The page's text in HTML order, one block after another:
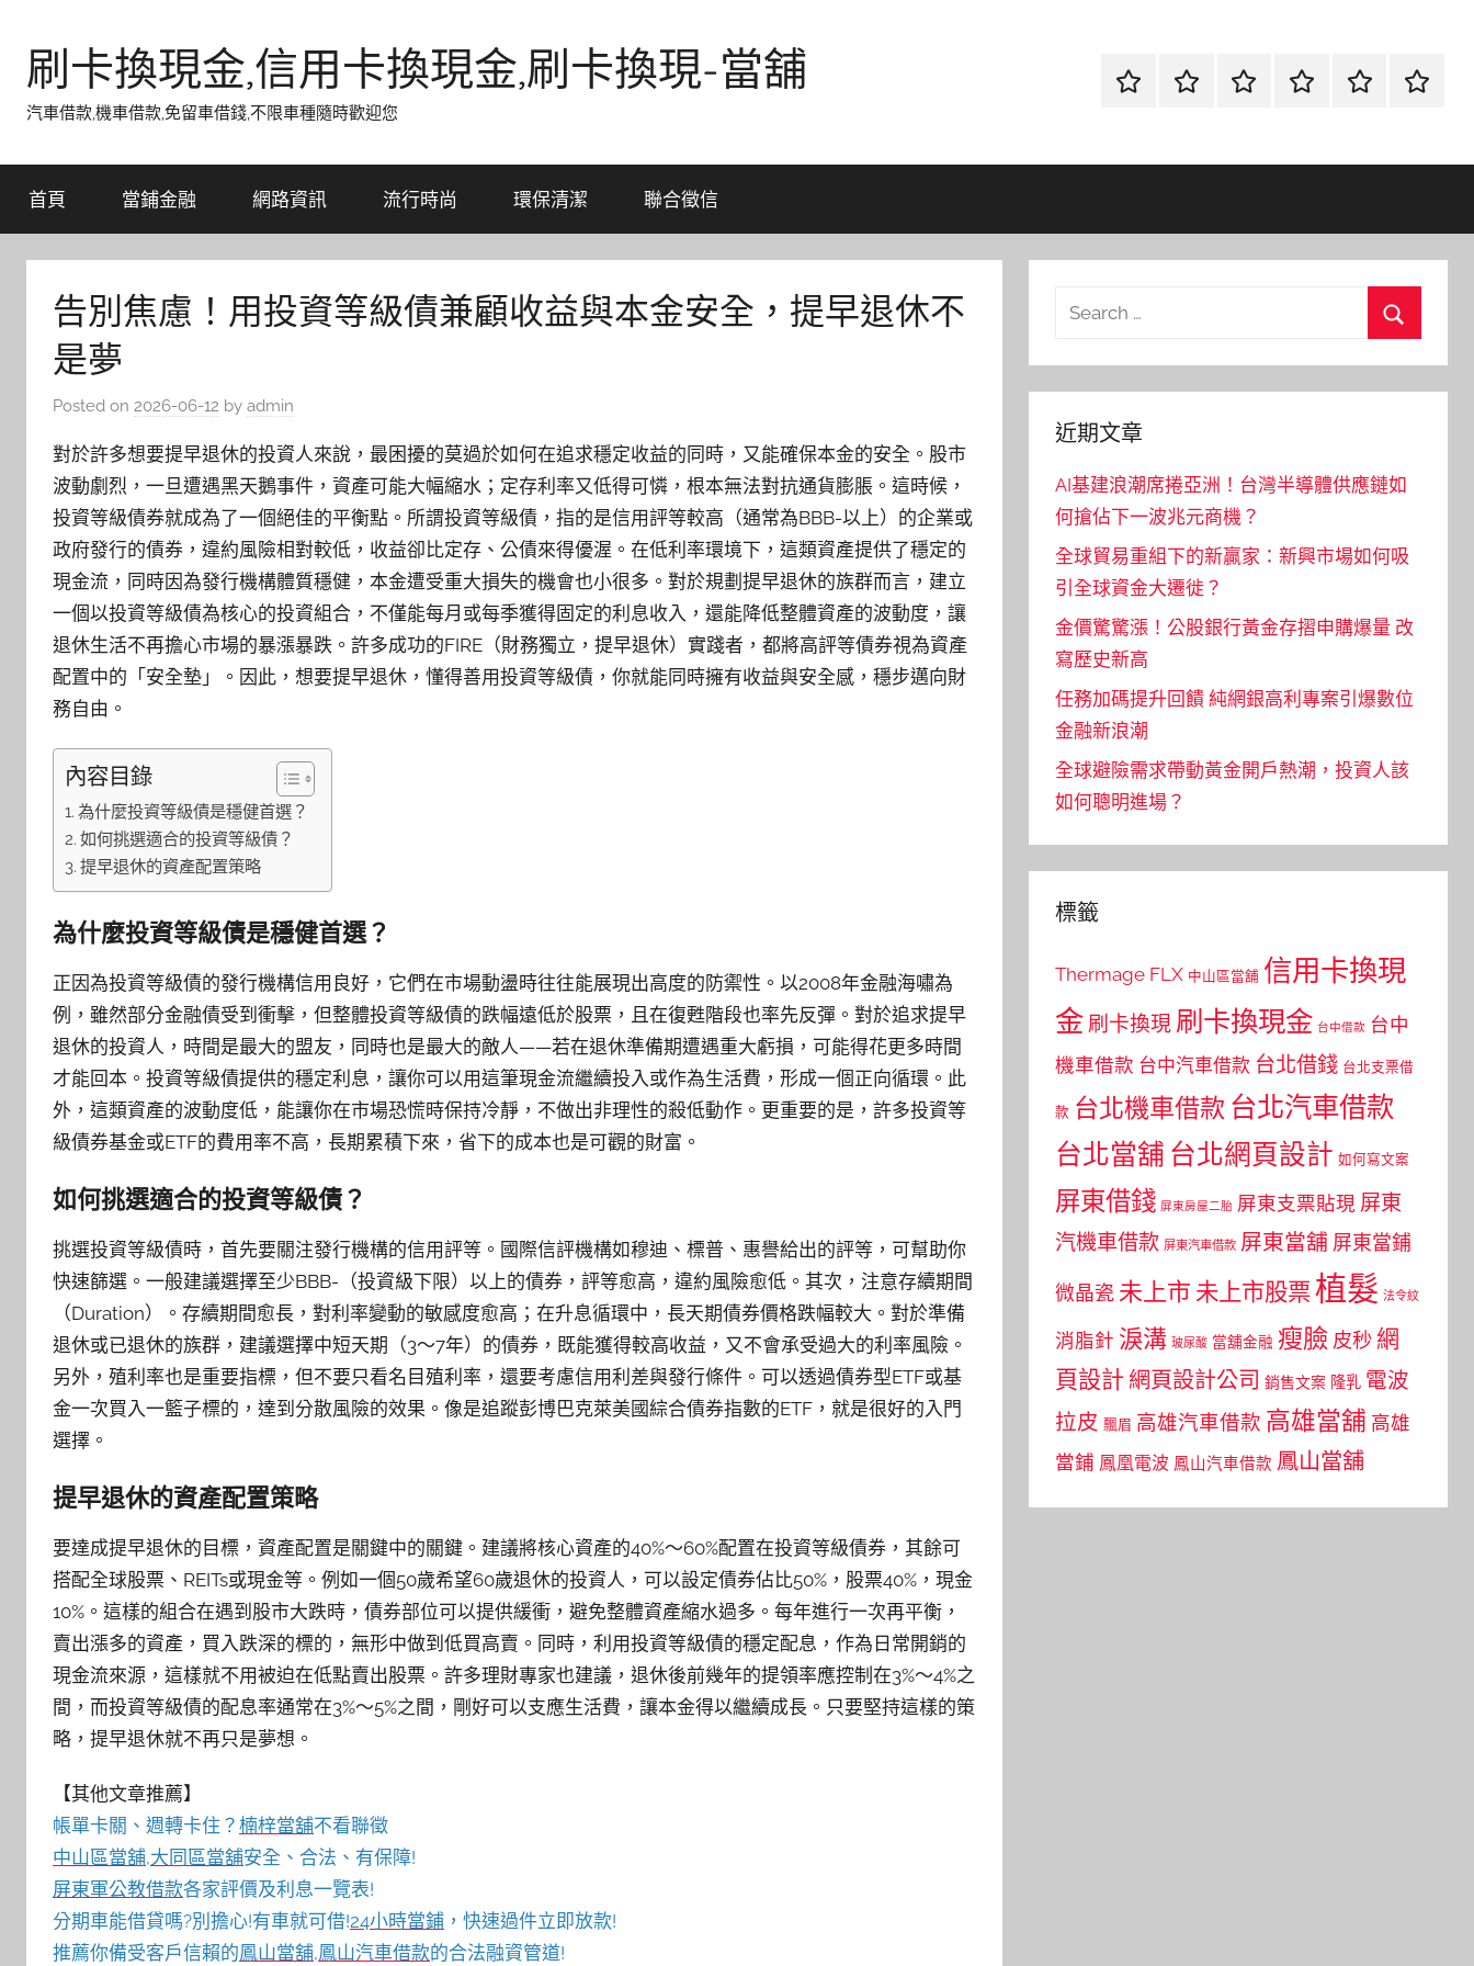
content刷卡換現金,信用卡換現金,刷卡換現-當舖
汽車借款,機車借款,免留車借錢,不限車種隨時歡迎您
首
當
網
流
環
聯
首頁 當鋪金融 網路資訊 流行時尚 環保清潔 聯合徵信
告別焦慮！用投資等級債兼顧收益與本金安全，提早退休不
是夢
Posted on 2026-06-12 by admin
對於許多想要提早退休的投資人來說，最困擾的莫過於如何在追求穩定收益的同時，又能確保本金的安全。股市
波動劇烈，一旦遭遇黑天鵝事件，資產可能大幅縮水；定存利率又低得可憐，根本無法對抗通貨膨脹。這時候，
投資等級債券就成為了一個絕佳的平衡點。所謂投資等級債，指的是信用評等較高（通常為BBB-以上）的企業或
政府發行的債券，違約風險相對較低，收益卻比定存、公債來得優渥。在低利率環境下，這類資產提供了穩定的
現金流，同時因為發行機構體質穩健，本金遭受重大損失的機會也小很多。對於規劃提早退休的族群而言，建立
一個以投資等級債為核心的投資組合，不僅能每月或每季獲得固定的利息收入，還能降低整體資產的波動度，讓
退休生活不再擔心市場的暴漲暴跌。許多成功的FIRE（財務獨立，提早退休）實踐者，都將高評等債券視為資產
配置中的「安全墊」。因此，想要提早退休，懂得善用投資等級債，你就能同時擁有收益與安全感，穩步邁向財
務自由。
內容目錄
為什麼投資等級債是穩健首選？
如何挑選適合的投資等級債？
提早退休的資產配置策略
為什麼投資等級債是穩健首選？
正因為投資等級債的發行機構信用良好，它們在市場動盪時往往能展現出高度的防禦性。以2008年金融海嘯為
例，雖然部分金融債受到衝擊，但整體投資等級債的跌幅遠低於股票，且在復甦階段也率先反彈。對於追求提早
退休的投資人，時間是最大的盟友，同時也是最大的敵人——若在退休準備期遭遇重大虧損，可能得花更多時間
才能回本。投資等級債提供的穩定利息，讓你可以用這筆現金流繼續投入或作為生活費，形成一個正向循環。此
外，這類資產的波動度低，能讓你在市場恐慌時保持冷靜，不做出非理性的殺低動作。更重要的是，許多投資等
級債券基金或ETF的費用率不高，長期累積下來，省下的成本也是可觀的財富。
如何挑選適合的投資等級債？
挑選投資等級債時，首先要關注發行機構的信用評等。國際信評機構如穆迪、標普、惠譽給出的評等，可幫助你
快速篩選。一般建議選擇至少BBB-（投資級下限）以上的債券，評等愈高，違約風險愈低。其次，注意存續期間
（Duration）。存續期間愈長，對利率變動的敏感度愈高；在升息循環中，長天期債券價格跌幅較大。對於準備
退休或已退休的族群，建議選擇中短天期（3～7年）的債券，既能獲得較高收益，又不會承受過大的利率風險。
另外，殖利率也是重要指標，但不要只看名目殖利率，還要考慮信用利差與發行條件。可以透過債券型ETF或基
金一次買入一籃子標的，達到分散風險的效果。像是追蹤彭博巴克萊美國綜合債券指數的ETF，就是很好的入門
選擇。
提早退休的資產配置策略
要達成提早退休的目標，資產配置是關鍵中的關鍵。建議將核心資產的40%～60%配置在投資等級債券，其餘可
搭配全球股票、REITs或現金等。例如一個50歲希望60歲退休的投資人，可以設定債券佔比50%，股票40%，現金
10%。這樣的組合在遇到股市大跌時，債券部位可以提供緩衝，避免整體資產縮水過多。每年進行一次再平衡，
賣出漲多的資產，買入跌深的標的，無形中做到低買高賣。同時，利用投資等級債的穩定配息，作為日常開銷的
現金流來源，這樣就不用被迫在低點賣出股票。許多理財專家也建議，退休後前幾年的提領率應控制在3%～4%之
間，而投資等級債的配息率通常在3%～5%之間，剛好可以支應生活費，讓本金得以繼續成長。只要堅持這樣的策
略，提早退休就不再只是夢想。
【其他文章推薦】
帳單卡關、週轉卡住？ 楠梓當舖不看聯徵
中山區當舖,大同區當舖安全、合法、有保障!
屏東軍公教借款各家評價及利息一覽表!
分期車能借貸嗎?別擔心!有車就可借!24小時當鋪 ，快速過件立即放款!
推薦你備受客戶信賴的鳳山當舖,鳳山汽車借款的合法融資管道!
Search
近期文章
AI基建浪潮席捲亞洲！台灣半導體供應鏈如
何搶佔下一波兆元商機？
全球貿易重組下的新贏家：新興市場如何吸
引全球資金大遷徙？
金價驚驚漲！公股銀行黃金存摺申購爆量 改
寫歷史新高
任務加碼提升回饋 純網銀高利專案引爆數位
金融新浪潮
全球避險需求帶動黃金開戶熱潮，投資人該
如何聰明進場？
標籤
Thermage FLX 中山區當舖 信用卡換現
金 刷卡換現 刷卡換現金 台中借款 台中
機車借款 台中汽車借款 台北借錢 台北支票借
款 台北機車借款 台北汽車借款
台北當舖 台北網頁設計 如何寫文案
屏東借錢 屏東房屋二胎 屏東支票貼現 屏東
汽機車借款 屏東汽車借款 屏東當舖 屏東當鋪
微晶瓷 未上市 未上市股票植髮 法令紋
消脂針 淚溝 玻尿酸 當舖金融 瘦臉 皮秒 網
頁設計 網頁設計公司 銷售文案 隆乳 電波
拉皮 飄眉 高雄汽車借款 高雄當舖 高雄
當鋪 鳳凰電波 鳳山汽車借款 鳳山當舖